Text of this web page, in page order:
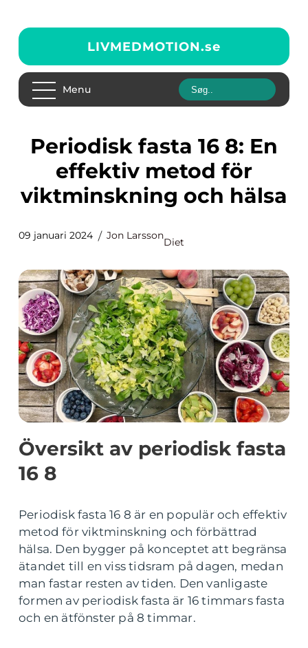
LIVMEDMOTION.se
Menu
Periodisk fasta 16 8: En
effektiv metod för
viktminskning och hälsa
09 januari 2024 Jon Larsson
Diet
Översikt av periodisk fasta
16 8
Periodisk fasta 16 8 är en populär och effektiv
metod för viktminskning och förbättrad
hälsa. Den bygger på konceptet att begränsa
ätandet till en viss tidsram på dagen, medan
man fastar resten av tiden. Den vanligaste
formen av periodisk fasta är 16 timmars fasta
och en ätfönster på 8 timmar.